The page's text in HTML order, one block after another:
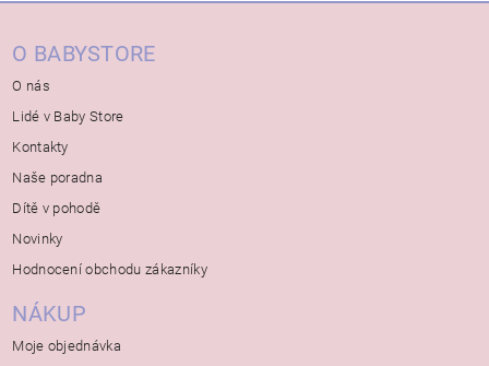
O BABYSTORE
O nás
Lidé v Baby Store
Kontakty
Naše poradna
Dítě v pohodě
Novinky
Hodnocení obchodu zákazníky
NÁKUP
Moje objednávka